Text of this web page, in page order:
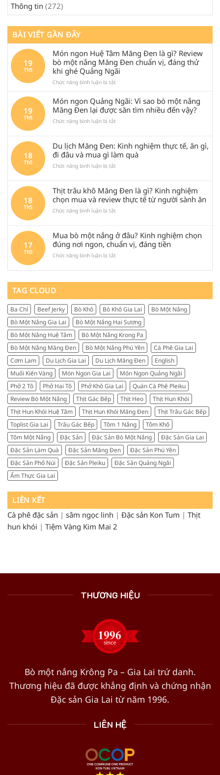
Thông tin (272)
BÀI VIẾT GẦN ĐÂY
19
Th5
Món ngon Huệ Tâm Măng Đen là gì? Review
bò một nắng Măng Đen chuẩn vị, đáng thử
khi ghé Quảng Ngãi
Chức năng bình luận bị tắtở
ngon
Huệ
Tâm
Măng
gì?
Review
một
Đen
chuẩn
khi
ghé
Quảng
Ngãi
19
Th5
Món ngon Quảng Ngãi: Vì sao bò một nắng
Măng Đen lại được săn tìm nhiều đến vậy?
Chức năng bình luận bị tắtở
Quảng
Ngãi:
sao
nắng
Măng
săn
tìm
nhiều
đến
18
Th5
Du lịch Măng Đen: Kinh nghiệm thực tế, ăn gì,
đi đâu và mua gì làm quà
Chức năng bình luận bị tắtở
Măng
Đen:
nghiệm
ăn
gì,
gì
quà
18
Th5
Thịt trâu khô Măng Đen là gì? Kinh nghiệm
chọn mua và review thực tế từ người sành ăn
Chức năng bình luận bị tắtở
khô
Măng
Đen
là
nghiệm
và
review
thực
tế
từ
người
sành
ăn
17
Th5
Mua bò một nắng ở đâu? Kinh nghiệm chọn
đúng nơi ngon, chuẩn vị, đáng tiền
Chức năng bình luận bị tắtở
bò
Kinh
nghiệm
chọn
đúng
nơi
ngon,
chuẩn
vị,
đáng
tiền
TAG CLOUD
Ba Chỉ Beef Jerky Bò Khô Bò Khô Gia Lai
Bò Một Nắng
Bò Một Nắng Gia Lai
Bò Một Nắng Hai Sương
Bò Một Nắng Huệ Tâm
Bò Một Nắng Krong Pa
Bò Một Nắng Măng Đen
Bò Một Nắng Phú Yên
Cà Phê Gia Lai
Cơm Lam
Du Lịch Gia Lai Du Lịch Măng Đen
English
Muối Kiến Vàng
Món Ngon Gia Lai
Món Ngon Quảng Ngãi
Phở 2 Tô
Phở Hai Tô Phở Khô Gia Lai
Quán Cà Phê Pleiku
Review Bò Một Nắng
Thịt Gác Bếp Thịt Heo
Thịt Hun Khói
Thịt Hun Khói Huệ Tâm
Thịt Hun Khói Măng Đen
Thịt Trâu Gác Bếp
Toplist Gia Lai
Trâu Gác Bếp Tôm 1 Nắng
Tôm Khô
Tôm Một Nắng
Đặc Sản Đặc Sản Bò Một Nắng
Đặc Sản Gia Lai
Đặc Sản Làm Quà
Đặc Sản Măng Đen
Đặc Sản Phú Yên
Đặc Sản Phố Núi
Đặc Sản Pleiku
Đặc Sản Quảng Ngãi
Ẩm Thực Gia Lai
LIÊN KẾT
Cà phê đặc sản | sâm ngọc linh | Đặc sản Kon Tum | Thịt
hun khói | Tiệm Vàng Kim Mai 2
THƯƠNG HIỆU
Bò một nắng Krông Pa – Gia Lai trứ danh.
Thương hiệu đã được khẳng định và chứng nhận
Đặc sản Gia Lai từ năm 1996.
LIÊN HỆ